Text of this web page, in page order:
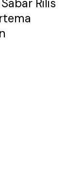
Rilis